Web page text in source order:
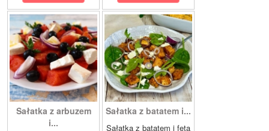
Sałatka z arbuzem
i...
Sałatka z batatem i...
Sałatka z batatem i fetą